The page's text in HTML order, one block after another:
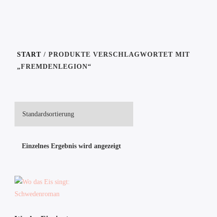
START / PRODUKTE VERSCHLAGWORTET MIT
„FREMDENLEGION“
Einzelnes Ergebnis wird angezeigt